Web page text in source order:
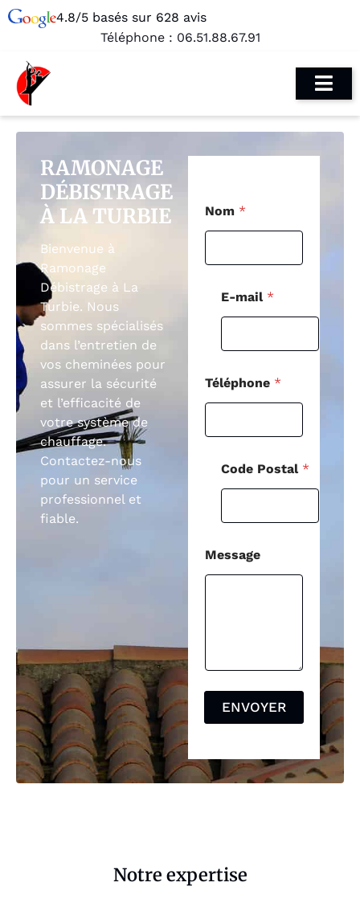
4.8/5 basés sur 628 avis
Téléphone : 06.51.88.67.91
RAMONAGE
DÉBISTRAGE
À LA TURBIE
Bienvenue à
Ramonage
Débistrage à La
Turbie. Nous
sommes spécialisés
dans l’entretien de
vos cheminées pour
assurer la sécurité
et l’efficacité de
votre système de
chauffage.
Contactez-nous
pour un service
professionnel et
fiable.
Nom *
E-mail *
Téléphone *
Code Postal *
Message
ENVOYER
Notre expertise